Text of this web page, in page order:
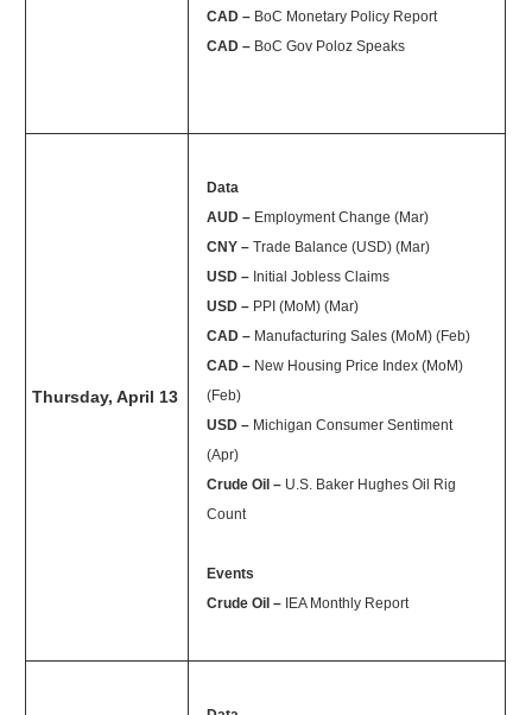
CAD – BoC Monetary Policy Report
CAD – BoC Gov Poloz Speaks
Thursday, April 13
Data
AUD – Employment Change (Mar)
CNY –Trade Balance (USD) (Mar)
USD – Initial Jobless Claims
USD – PPI (MoM) (Mar)
CAD – Manufacturing Sales (MoM) (Feb)
CAD – New Housing Price Index (MoM)
(Feb)
USD – Michigan Consumer Sentiment
(Apr)
Crude Oil – U.S. Baker Hughes Oil Rig
Count
Events
Crude Oil – IEA Monthly Report